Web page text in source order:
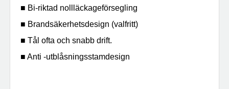
■ Bi-riktad nollläckageförsegling
■ Brandsäkerhetsdesign (valfritt)
■ Tål ofta och snabb drift.
■ Anti -utblåsningsstamdesign